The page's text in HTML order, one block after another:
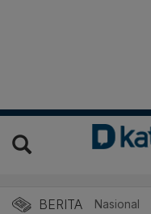
BERITA Nasional